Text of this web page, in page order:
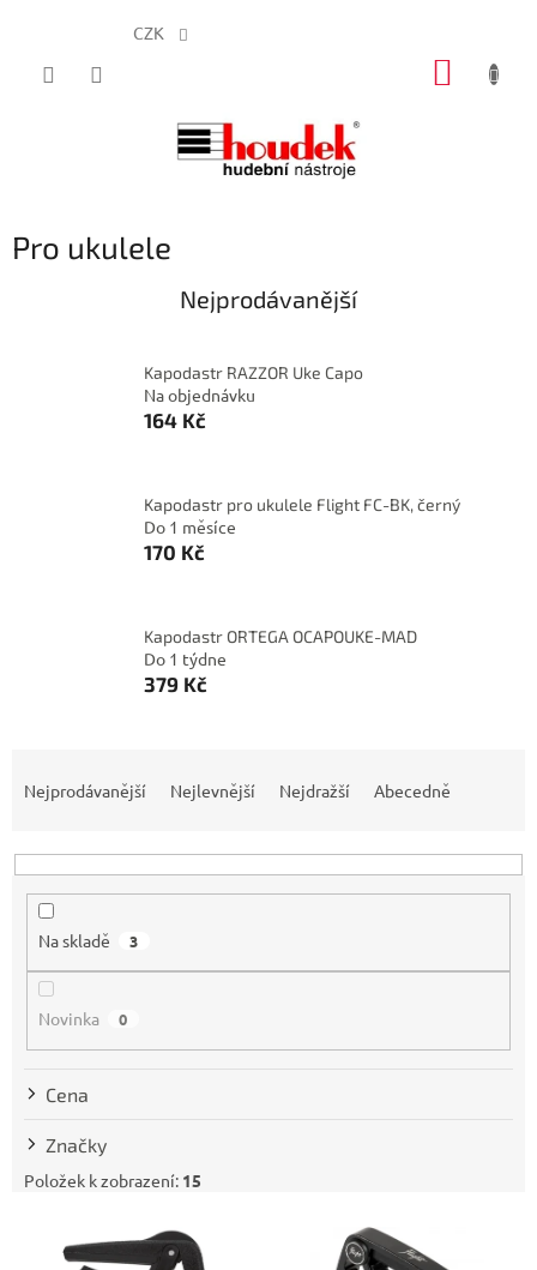
CZK
Pro ukulele
Nejprodávanější
Kapodastr RAZZOR Uke Capo
Na objednávku
164 Kč
Kapodastr pro ukulele Flight FC-BK, černý
Do 1 měsíce
170 Kč
Kapodastr ORTEGA OCAPOUKE-MAD
Do 1 týdne
379 Kč
n
Nejprodávanější Nejlevnější Nejdražší Abecedně
Na skladě 3
Novinka 0
Cena
Značky
Položek k zobrazení: 15